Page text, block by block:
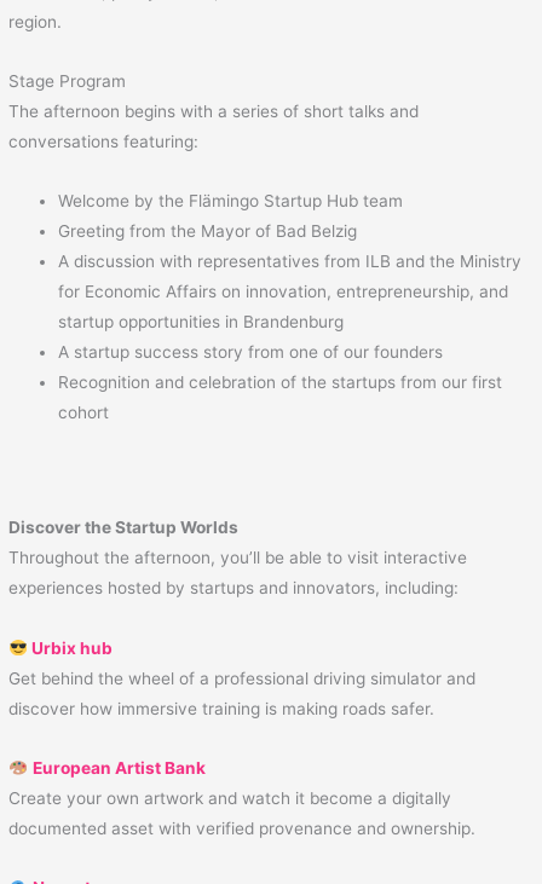
region.
Stage Program
The afternoon begins with a series of short talks and
conversations featuring:
Welcome by the Flämingo Startup Hub team
Greeting from the Mayor of Bad Belzig
A discussion with representatives from ILB and the Ministry
for Economic Affairs on innovation, entrepreneurship, and
startup opportunities in Brandenburg
A startup success story from one of our founders
Recognition and celebration of the startups from our first
cohort
Discover the Startup Worlds
Throughout the afternoon, you’ll be able to visit interactive
experiences hosted by startups and innovators, including:
Urbixhub
Get behind the wheel of a professional driving simulator and
discover how immersive training is making roads safer.
European Artist Bank
Create your own artwork and watch it become a digitally
documented asset with verified provenance and ownership.